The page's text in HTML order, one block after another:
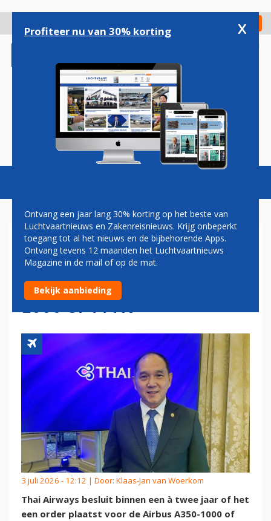
gaan
Check in
Magazine Podcasts Vacatures
TOPMAN THAI AIRWAYS: OP
KORTE TERMIJN BESLUIT
OVER ORDER VOOR A350-
1000 OF 777X
3 juli 2026 - 12:12 | Door: Klaas-Jan van Woerkom
Thai Airways besluit binnen een à twee jaar of het
een order plaatst voor de Airbus A350-1000 of
Profiteer nu van 30% korting x
Ontvang een jaar lang 30% korting op het beste van
Luchtvaartnieuws en Zakenreisnieuws. Krijg onbeperkt
toegang tot al het nieuws en de bijbehorende Apps.
Ontvang tevens 12 maanden het Luchtvaartnieuws
Magazine in de mail of op de mat.
Bekijk aanbieding